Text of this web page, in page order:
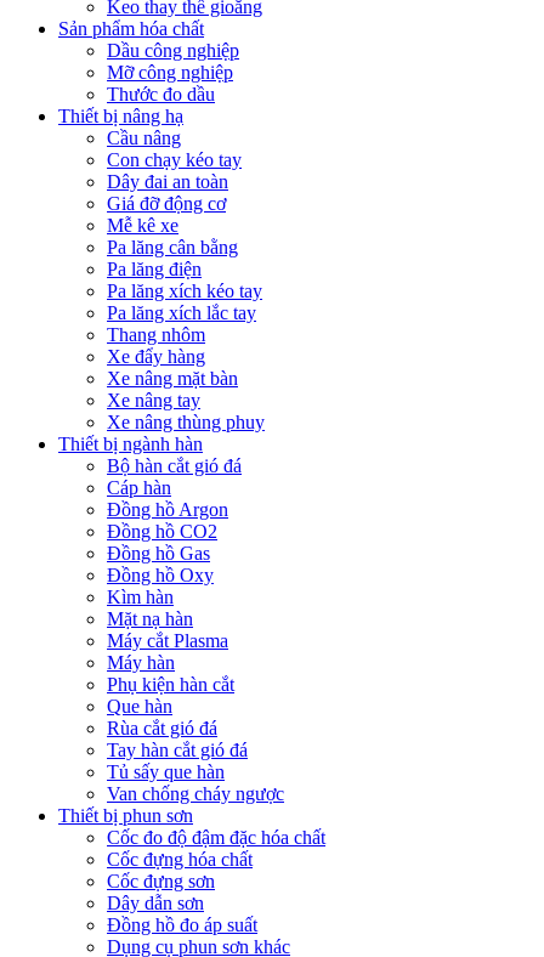
Keo thay thế gioăng
Sản phẩm hóa chất
Dầu công nghiệp
Mỡ công nghiệp
Thước đo dầu
Thiết bị nâng hạ
Cầu nâng
Con chạy kéo tay
Dây đai an toàn
Giá đỡ động cơ
Mễ kê xe
Pa lăng cân bằng
Pa lăng điện
Pa lăng xích kéo tay
Pa lăng xích lắc tay
Thang nhôm
Xe đẩy hàng
Xe nâng mặt bàn
Xe nâng tay
Xe nâng thùng phuy
Thiết bị ngành hàn
Bộ hàn cắt gió đá
Cáp hàn
Đồng hồ Argon
Đồng hồ CO2
Đồng hồ Gas
Đồng hồ Oxy
Kìm hàn
Mặt nạ hàn
Máy cắt Plasma
Máy hàn
Phụ kiện hàn cắt
Que hàn
Rùa cắt gió đá
Tay hàn cắt gió đá
Tủ sấy que hàn
Van chống cháy ngược
Thiết bị phun sơn
Cốc đo độ đậm đặc hóa chất
Cốc đựng hóa chất
Cốc đựng sơn
Dây dẫn sơn
Đồng hồ đo áp suất
Dụng cụ phun sơn khác